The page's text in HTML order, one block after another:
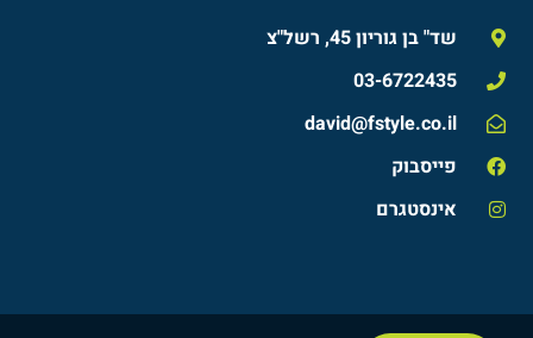
שד" בן גוריון 45, רשל"צ
03-6722435
david@fstyle.co.il
פייסבוק
אינסטגרם